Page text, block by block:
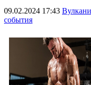
09.02.2024 17:43
события